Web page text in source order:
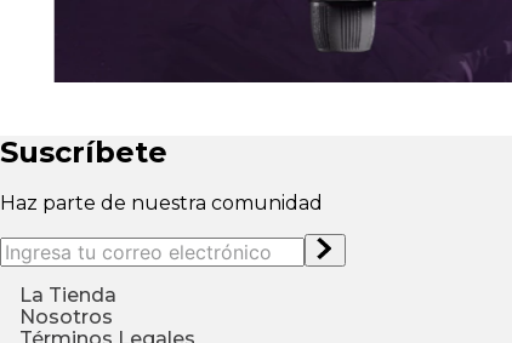
Suscríbete
Haz parte de nuestra comunidad
La Tienda
¿Quiénes somos?
Nosotros